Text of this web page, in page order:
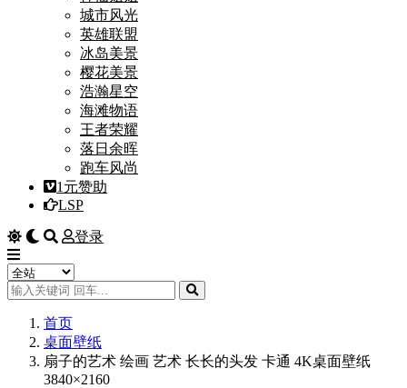
城市风光
英雄联盟
冰岛美景
樱花美景
浩瀚星空
海滩物语
王者荣耀
落日余晖
跑车风尚
1元赞助
LSP
登录
首页
桌面壁纸
扇子的艺术 绘画 艺术 长长的头发 卡通 4K桌面壁纸
3840×2160